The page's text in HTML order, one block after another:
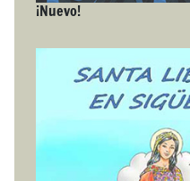
¡Nuevo!